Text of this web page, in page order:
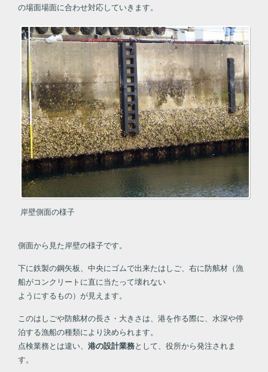
の場面場面に合わせ対応していきます。
岸壁側面の様子
側面から見た岸壁の様子です。
下に鉄製の鋼矢板、中央にゴムで出来たはしご、右に防舷材（漁
船がコンクリートに直に当たって壊れない
ようにするもの）が見えます。
このはしごや防舷材の長さ・大きさは、港を作る際に、水深や停
泊する漁船の種類により決められます。
点検業務とは違い、 港の設計業務として、役所から発注されま
す。